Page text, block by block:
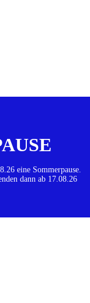
eine Sommerpause.
dann ab 17.08.26